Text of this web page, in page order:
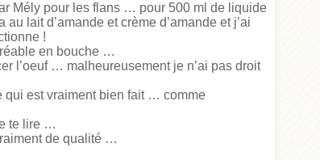
Mély pour les flans … pour 500 ml de liquide
au lait d’amande et crème d’amande et j’ai
!
en bouche …
l’oeuf … malheureusement je n’ai pas droit
qui est vraiment bien fait … comme
te lire …
de qualité …